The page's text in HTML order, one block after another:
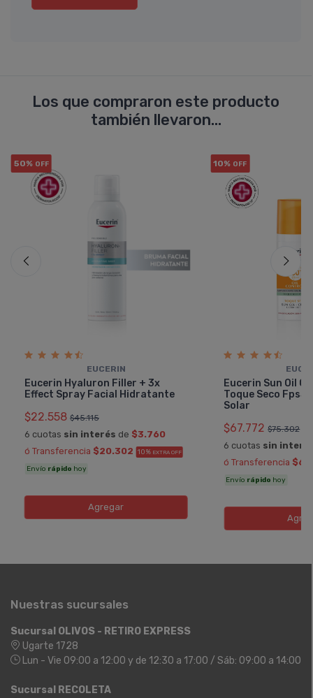
Los que compraron este producto
también llevaron...
50% OFF
EUCERIN
Eucerin Hyaluron Filler + 3x
Effect Spray Facial Hidratante
$22.558 $45.115
6 cuotas sin interés de $3.760
ó Transferencia $20.302 10% EXTRA OFF
Envío rápido hoy
Agregar
10% OFF
Eucerin Sun Oil
Toque Seco
Solar
$67.772 $75.302
6 cuotas sin
ó Transferencia
Envío rápido hoy
Nuestras sucursales
Sucursal OLIVOS - RETIRO EXPRESS
Ugarte 1728
Lun - Vie 09:00 a 12:00 y de 12:30 a 17:00 / Sáb: 09:00 a 14:00
Sucursal RECOLETA